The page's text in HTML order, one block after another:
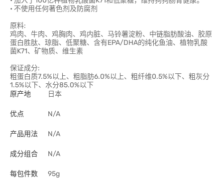
• 不使用任何著色剂及防腐剂
原料:
鸡肉、牛肉、鸡胸肉、鸡内脏、马铃薯淀粉、中链脂肪酸油、胶原
蛋白胜肽、琼脂、低聚糖、含有EPA/DHA的纯化鱼油、植物乳酸
菌K71、矿物质、维生素
保证成分:
粗蛋白质7.5%以上、粗脂肪6.0%以上、粗纤维0.5%以下、粗灰分
1.5%以下、水分85.0%以下
原产地
日本
优点 N/A
产品用法 N/A
成分组合 N/A
每包件数 95g